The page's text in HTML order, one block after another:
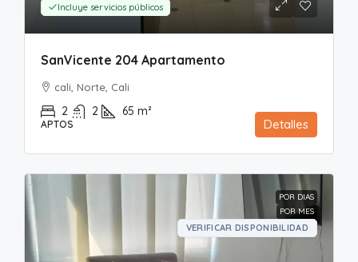
Incluye servicios públicos
SanVicente 204 Apartamento
cali, Norte, Cali
2 2 65 m²
APTOS Detalles
POR DIAS
POR MES
VERIFICAR DISPONIBILIDAD